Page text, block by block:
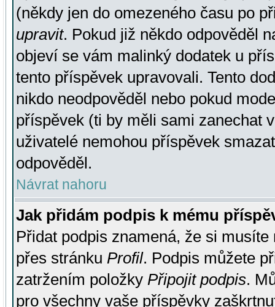
(někdy jen do omezeného času po
upravit. Pokud již někdo odpověděl
objeví se vám malinký dodatek u
tento příspěvek upravovali. Tento
nikdo neodpověděl nebo pokud
příspěvek (ti by měli sami zanechat
uživatelé nemohou příspěvek
odpověděl.
Návrat nahoru
Jak přidám podpis k mému
Přidat podpis znamená, že si
přes stránku Profil. Podpis můžete
zatržením položky Připojit podpis.
pro všechny vaše příspěvky